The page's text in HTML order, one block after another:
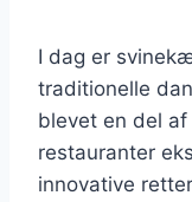
I dag er
traditionelle
blevet en del
restauranter
innovative